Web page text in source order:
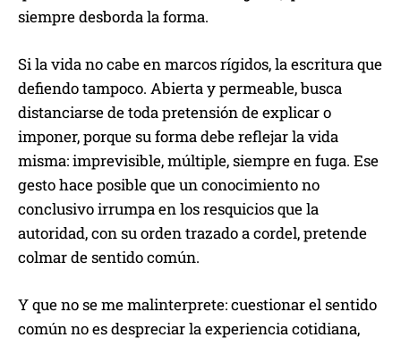
siempre desborda la forma.
Si la vida no cabe en marcos rígidos, la escritura que
defiendo tampoco. Abierta y permeable, busca
distanciarse de toda pretensión de explicar o
imponer, porque su forma debe reflejar la vida
misma: imprevisible, múltiple, siempre en fuga. Ese
gesto hace posible que un conocimiento no
conclusivo irrumpa en los resquicios que la
autoridad, con su orden trazado a cordel, pretende
colmar de sentido común.
Y que no se me malinterprete: cuestionar el sentido
común no es despreciar la experiencia cotidiana,